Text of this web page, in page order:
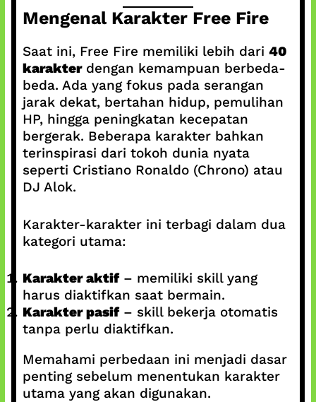
Mengenal Karakter Free Fire
Saat ini, Free Fire memiliki lebih dari 40
karakterdengan kemampuan berbeda-
beda. Ada yang fokus pada serangan
jarak dekat, bertahan hidup, pemulihan
HP, hingga peningkatan kecepatan
bergerak. Beberapa karakter bahkan
terinspirasi dari tokoh dunia nyata
seperti Cristiano Ronaldo (Chrono) atau
DJ Alok.
Karakter-karakter ini terbagi dalam dua
kategori utama:
Karakter aktif– memiliki skill yang
harus diaktifkan saat bermain.
Karakter pasif– skill bekerja otomatis
tanpa perlu diaktifkan.
Memahami perbedaan ini menjadi dasar
penting sebelum menentukan karakter
utama yang akan digunakan.